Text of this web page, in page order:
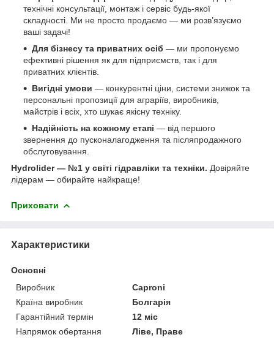
технічні консультації, монтаж і сервіс будь-якої
складності. Ми не просто продаємо — ми розв’язуємо
ваші задачі!
Для бізнесу та приватних осіб — ми пропонуємо
ефективні рішення як для підприємств, так і для
приватних клієнтів.
Вигідні умови — конкурентні ціни, системи знижок та
персональні пропозиції для аграріїв, виробників,
майстрів і всіх, хто шукає якісну техніку.
Надійність на кожному етапі — від першого
звернення до пусконалагодження та післяпродажного
обслуговування.
Hydrolider — №1 у світі гідравліки та техніки. Довіряйте
лідерам — обирайте найкраще!
Приховати
Характеристики
Основні
Виробник
Caproni
Країна виробник
Болгарія
Гарантійний термін
12 міс
Напрямок обертання
Ліве, Праве